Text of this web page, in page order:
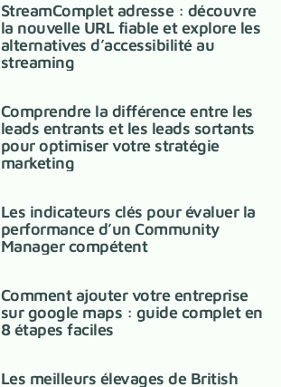
StreamComplet adresse : découvre
la nouvelle URL fiable et explore les
alternatives d’accessibilité au
streaming
Comprendre la différence entre les
leads entrants et les leads sortants
pour optimiser votre stratégie
marketing
Les indicateurs clés pour évaluer la
performance d’un Community
Manager compétent
Comment ajouter votre entreprise
sur google maps : guide complet en
8 étapes faciles
Les meilleurs élevages de British